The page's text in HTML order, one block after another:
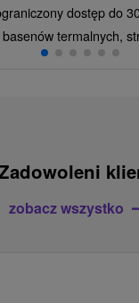
dostęp do
termalnych,
zobacz wszystko